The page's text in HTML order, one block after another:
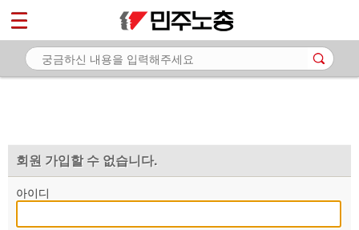
회원 가입할 수 없습니다.
아이디
마이페이지
소개
자료
부설기관